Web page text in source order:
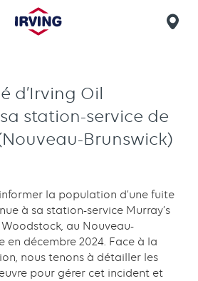
d’Irving Oil
station-service de
Brunswick)
la population d’une fuite
à sa station-service Murray’s
au Nouveau-
en décembre 2024. Face à la
nous tenons à détailler les
pour gérer cet incident et